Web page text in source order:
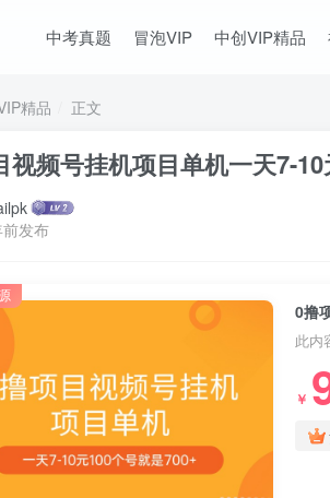
中考真题 冒泡VIP 中创VIP精品
精品 正文
视频号挂机项目单机一天7-
发布
0撸
此内
￥